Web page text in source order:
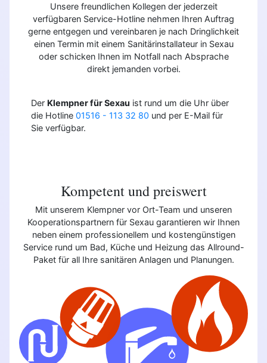
Unsere freundlichen Kollegen der jederzeit
verfügbaren Service-Hotline nehmen Ihren Auftrag
gerne entgegen und vereinbaren je nach Dringlichkeit
einen Termin mit einem Sanitärinstallateur in Sexau
oder schicken Ihnen im Notfall nach Absprache
direkt jemanden vorbei.
Der Klempner für Sexau ist rund um die Uhr über
die Hotline 01516 - 113 32 80 und per E-Mail für
Sie verfügbar.
Kompetent und preiswert
Mit unserem Klempner vor Ort-Team und unseren
Kooperationspartnern für Sexau garantieren wir Ihnen
neben einem professionellem und kostengünstigen
Service rund um Bad, Küche und Heizung das Allround-
Paket für all Ihre sanitären Anlagen und Planungen.